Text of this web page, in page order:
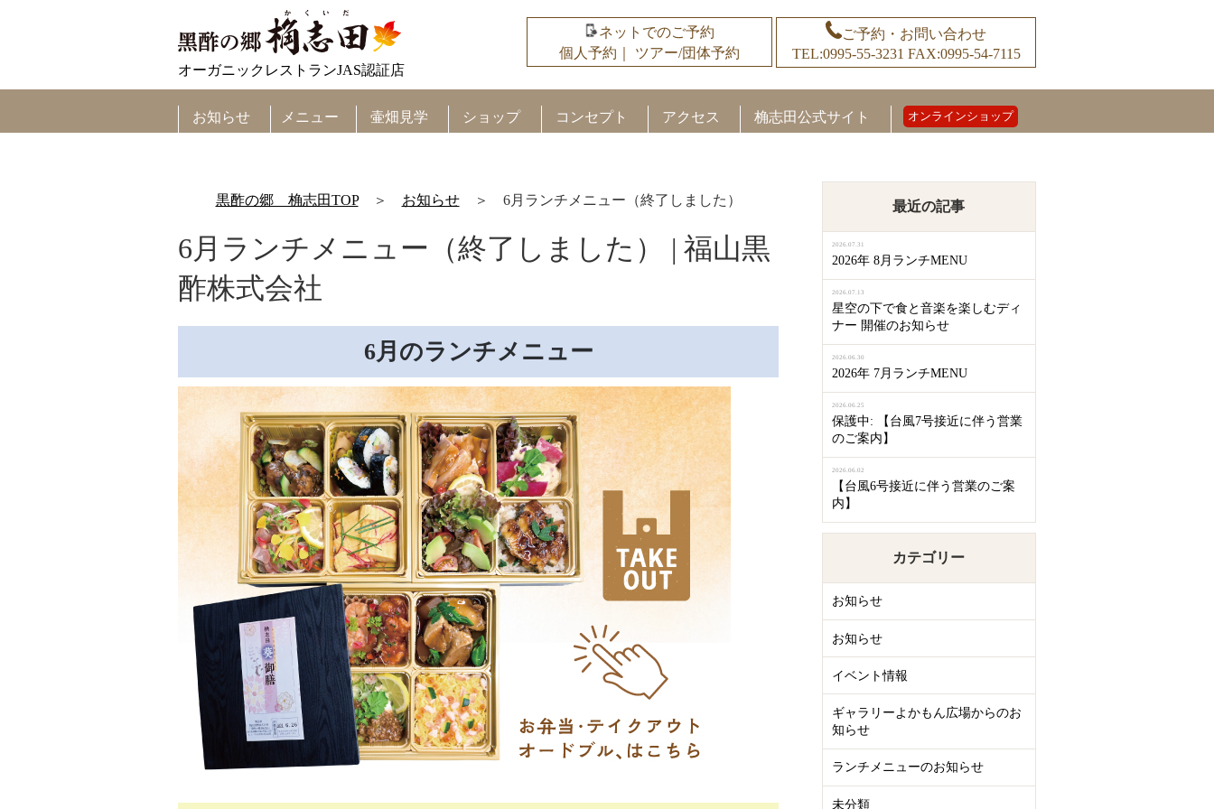
オーガニックレストランJAS認証店
ネットでのご予約
個人予約
ツアー/団体予約
ご予約・お問い合わせ
TEL:0995-55-3231 FAX:0995-54-7115
お知らせ メニュー 壷畑見学 ショップ コンセプト アクセス 桷志田公式サイト オンラインショップ
黒酢の郷 桷志田TOP＞ お知らせ＞ 6月ランチメニュー（終了しました）
6月ランチメニュー（終了しました） | 福山黒
酢株式会社
6月のランチメニュー
最近の記事
2026年 8月ランチMENU
2026.07.31
星空の下で食と音楽を楽しむディ
ナー 開催のお知らせ
2026.07.13
2026年 7月ランチMENU
2026.06.30
保護中: 【台風7号接近に伴う営業
のご案内】
2026.06.25
【台風6号接近に伴う営業のご案
内】
2026.06.02
カテゴリー
お知らせ
お知らせ
イベント情報
ギャラリーよかもん広場からのお
知らせ
ランチメニューのお知らせ
未分類